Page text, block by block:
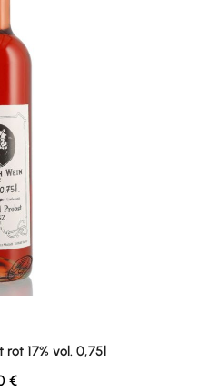
17% vol. 0,75l
Preis:
€